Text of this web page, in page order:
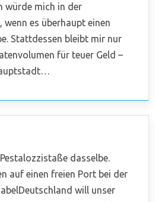
würde mich in der
es überhaupt einen
Stattdessen bleibt mir nur
für teuer Geld –
dasselbe.
auf einen freien Port bei der
will unser